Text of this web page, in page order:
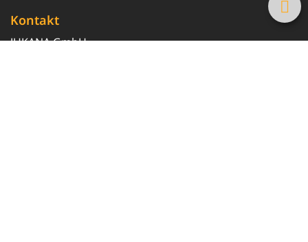
Kontakt
JUKANA GmbH